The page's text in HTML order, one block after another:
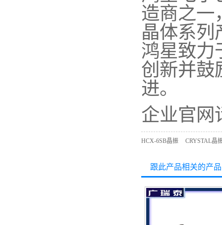
造商之一
晶体系列
鸿星致力
创新并鼓
进。
企业官网
HCX-6SB晶振 CRYSTAL晶
跟此产品相关的产品